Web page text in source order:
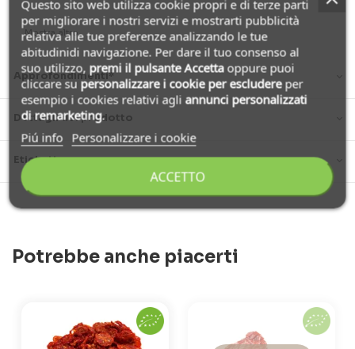
Mostra altro
Approfondimenti*
Dettagli del prodotto
Etichette
Potrebbe anche piacerti
Questo sito web utilizza cookie propri e di terze parti
per migliorare i nostri servizi e mostrarti pubblicità
relativa alle tue preferenze analizzando le tue
abitudinidi navigazione. Per dare il tuo consenso al
suo utilizzo, premi il pulsante Accettaoppure puoi
cliccare supersonalizzare i cookie per escludereper
esempio i cookies relativi agli annunci personalizzati
di remarketing.
Piú info Personalizzare i cookie
ACCETTO